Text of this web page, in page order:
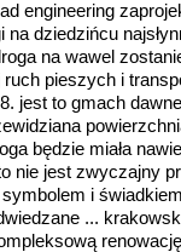
engineering
na dziedzińcu
na wawel
pieszych i
jest to gmach
będzie miała
nie jest zwyczajny
i
...